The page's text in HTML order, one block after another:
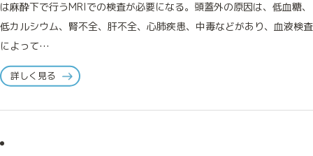
は麻酔下で行うMRIでの検査が必要になる。頭蓋外の原因は、低血糖、
低カルシウム、腎不全、肝不全、心肺疾患、中毒などがあり、血液検査
によって…
詳しく見る